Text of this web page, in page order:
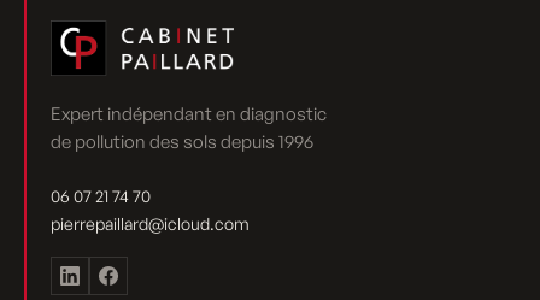
Expert indépendant en diagnostic
de pollution des sols depuis 1996
06 07 21 74 70
pierrepaillard@icloud.com